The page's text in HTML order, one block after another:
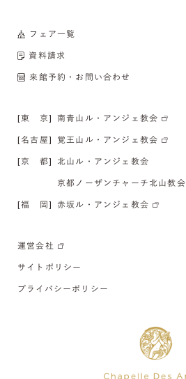
フェア一覧
資料請求
来館予約・お問い合わせ
[東 京] 南青山ル・アンジェ教会
[名古屋] 覚王山ル・アンジェ教会
[京 都] 北山ル・アンジェ教会
京都ノーザンチャーチ北山教会
[福 岡] 赤坂ル・アンジェ教会
運営会社
サイトポリシー
プライバシーポリシー